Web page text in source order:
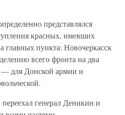
представлялся
красных, имевших
главных пункта: Новочеркасск
всего фронта на два
— для Донской армии и
генерал Деникин и